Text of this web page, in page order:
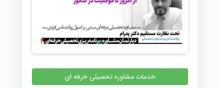
خدمات مشاوره تحصیلی حرفه ای